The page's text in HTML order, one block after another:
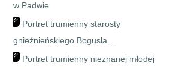
w Padwie
Portret trumienny starosty
gnieźnieńskiego Bogusła...
Portret trumienny nieznanej młodej